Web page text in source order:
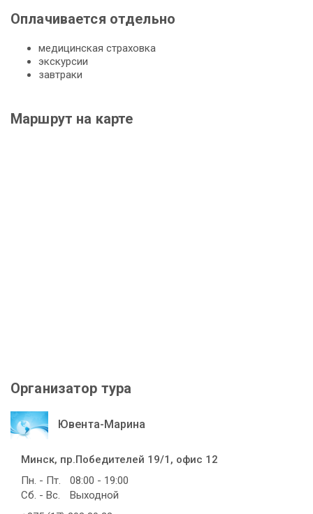
Оплачивается отдельно
медицинская страховка
экскурсии
завтраки
Маршрут на карте
Организатор тура
Ювента-Марина
Минск, пр.Победителей 19/1, офис 12
Пн. - Пт.
08:00 - 19:00
Сб. - Вс.
Выходной